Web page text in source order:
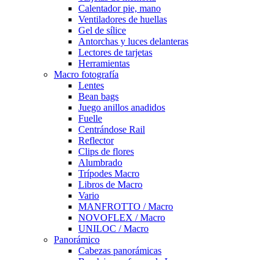
Calentador pie, mano
Ventiladores de huellas
Gel de sílice
Antorchas y luces delanteras
Lectores de tarjetas
Herramientas
Macro fotografía
Lentes
Bean bags
Juego anillos anadidos
Fuelle
Centrándose Rail
Reflector
Clips de flores
Alumbrado
Trípodes Macro
Libros de Macro
Vario
MANFROTTO / Macro
NOVOFLEX / Macro
UNILOC / Macro
Panorámico
Cabezas panorámicas